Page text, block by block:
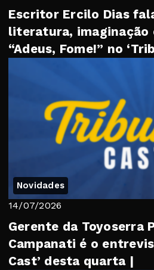
Escritor Ercilo Dias
literatura, imaginação
“Adeus, Fome!” no
Novidades
14/07/2026
Gerente da Toyoserra
Campanati é o
Cast’ desta quarta |